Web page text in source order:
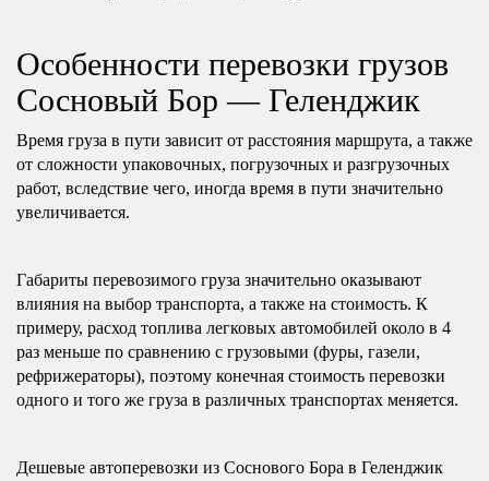
Особенности перевозки грузов
Сосновый Бор — Геленджик
Время груза в пути зависит от расстояния маршрута, а также
от сложности упаковочных, погрузочных и разгрузочных
работ, вследствие чего, иногда время в пути значительно
увеличивается.
Габариты перевозимого груза значительно оказывают
влияния на выбор транспорта, а также на стоимость. К
примеру, расход топлива легковых автомобилей около в 4
раз меньше по сравнению с грузовыми (фуры, газели,
рефрижераторы), поэтому конечная стоимость перевозки
одного и того же груза в различных транспортах меняется.
Дешевые автоперевозки из Соснового Бора в Геленджик